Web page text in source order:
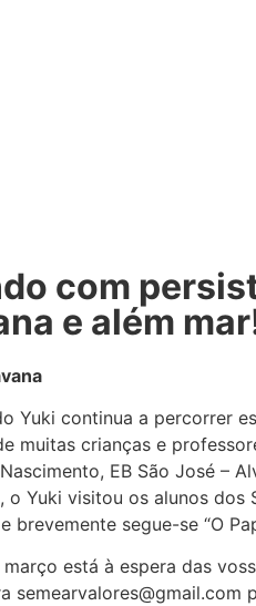
com
e além
Yuki continua a percorrer
muitas crianças e
EB São José –
o Yuki visitou os alunos dos
brevemente segue-se “O
está à espera das
semearvalores@gmail.com